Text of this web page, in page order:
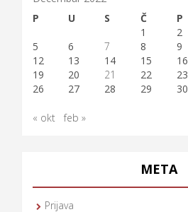
P
U S Č P
1
2
5
6 7 8 9
12
13 14 15 16
19
20 21 22 23
26
27 28 29 30
« okt feb »
META
Prijava